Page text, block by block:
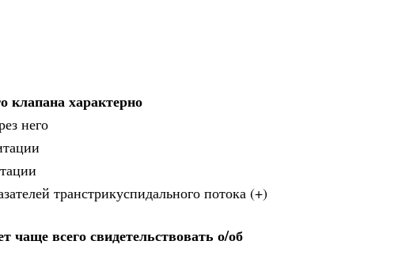
клапана характерно
него
транстрикуспидального потока (+)
всего свидетельствовать о/об